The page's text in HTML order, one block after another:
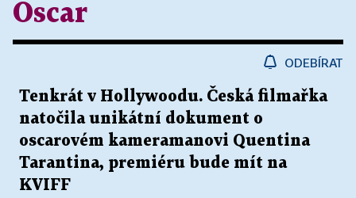
Oscar
ODEBÍRAT
Tenkrát v Hollywoodu. Česká filmařka
natočila unikátní dokument o
oscarovém kameramanovi Quentina
Tarantina, premiéru bude mít na
KVIFF